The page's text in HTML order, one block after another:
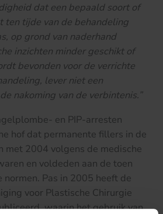
dat een bepaald soort of
ten tijde van de behandeling
op grond van naderhand
inzichten minder geschikt of
bevonden voor de verrichte
lever niet een
nakoming van de verbintenis.”
en PIP-arresten
hof dat permanente fillers in de
met 2004 volgens de medische
en voldeden aan de toen
Pas in 2005 heeft de
voor Plastische Chirurgie
waarin het gebruik van